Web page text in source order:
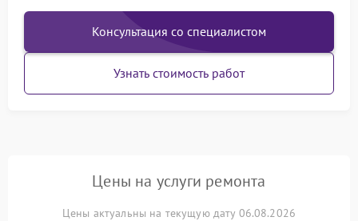
Консультация со специалистом
Узнать стоимость работ
Цены на услуги ремонта
Цены актуальны на текущую дату 06.08.2026